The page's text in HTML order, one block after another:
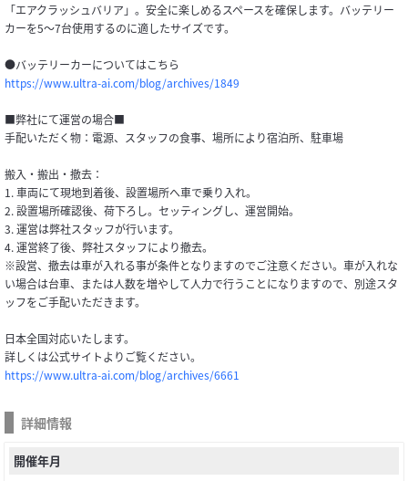
「エアクラッシュバリア」。安全に楽しめるスペースを確保します。バッテリー
カーを5～7台使用するのに適したサイズです。
●バッテリーカーについてはこちら
https://www.ultra-ai.com/blog/archives/1849
■弊社にて運営の場合■
手配いただく物：電源、スタッフの食事、場所により宿泊所、駐車場
搬入・搬出・撤去：
1. 車両にて現地到着後、設置場所へ車で乗り入れ。
2. 設置場所確認後、荷下ろし。セッティングし、運営開始。
3. 運営は弊社スタッフが行います。
4. 運営終了後、弊社スタッフにより撤去。
※設営、撤去は車が入れる事が条件となりますのでご注意ください。車が入れな
い場合は台車、または人数を増やして人力で行うことになりますので、別途スタ
ッフをご手配いただきます。
日本全国対応いたします。
詳しくは公式サイトよりご覧ください。
https://www.ultra-ai.com/blog/archives/6661
詳細情報
開催年月